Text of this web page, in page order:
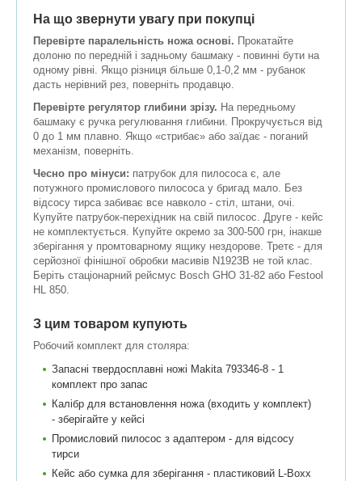
На що звернути увагу при покупці
Перевірте паралельність ножа основі. Прокатайте
долоню по передній і задньому башмаку - повинні бути на
одному рівні. Якщо різниця більше 0,1-0,2 мм - рубанок
дасть нерівний рез, поверніть продавцю.
Перевірте регулятор глибини зрізу. На передньому
башмаку є ручка регулювання глибини. Прокручується від
0 до 1 мм плавно. Якщо «стрибає» або заїдає - поганий
механізм, поверніть.
Чесно про мінуси: патрубок для пилососа є, але
потужного промислового пилососа у бригад мало. Без
відсосу тирса забиває все навколо - стіл, штани, очі.
Купуйте патрубок-перехідник на свій пилосос. Друге - кейс
не комплектується. Купуйте окремо за 300-500 грн, інакше
зберігання у промтоварному ящику нездорове. Третє - для
серйозної фінішної обробки масивів N1923B не той клас.
Беріть стаціонарний рейсмус Bosch GHO 31-82 або Festool
HL 850.
З цим товаром купують
Робочий комплект для столяра:
Запасні твердосплавні ножі Makita 793346-8 - 1
комплект про запас
Калібр для встановлення ножа (входить у комплект)
- зберігайте у кейсі
Промисловий пилосос з адаптером - для відсосу
тирси
Кейс або сумка для зберігання - пластиковий L-Boxx